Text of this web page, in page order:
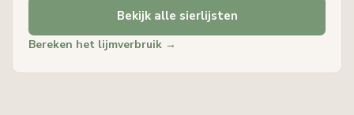
Bekijk alle sierlijsten
Bereken het lijmverbruik →